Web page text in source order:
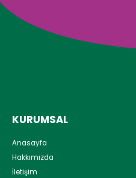
KURUMSAL
Anasayfa
Hakkımızda
İletişim